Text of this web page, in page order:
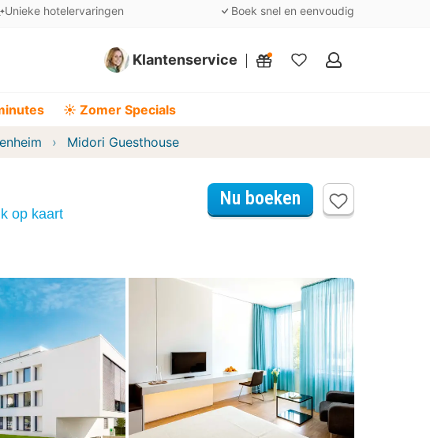
Unieke hotelervaringen Boek snel en eenvoudig
Klantenservice
Mijn
☀️ Zomer Specials
Midori Guesthouse
op kaart
Nu boeken